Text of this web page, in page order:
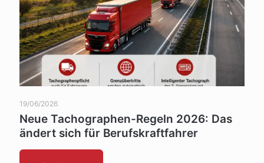
19/06/2026
Neue Tachographen-Regeln 2026: Das
ändert sich für Berufskraftfahrer